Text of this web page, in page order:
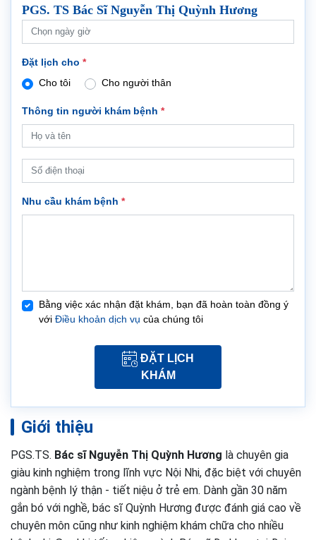
Giới thiệu
PGS.TS. Bác sĩ Nguyễn Thị Quỳnh Hương là chuyên gia
giàu kinh nghiệm trong lĩnh vực Nội Nhi, đặc biệt với chuyên
ngành bệnh lý thận - tiết niệu ở trẻ em. Dành gần 30 năm
gắn bó với nghề, bác sĩ Quỳnh Hương được đánh giá cao về
chuyên môn cũng như kinh nghiệm khám chữa cho nhiều
PGS. TS Bác Sĩ Nguyễn Thị Quỳnh Hương
Đặt lịch cho *
Cho tôi
Cho người thân
Thông tin người khám bệnh *
Nhu cầu khám bệnh *
Bằng việc xác nhận đặt khám, bạn đã hoàn toàn đồng ý
với Điều khoản dịch vụ của chúng tôi
ĐẶT LỊCH
KHÁM